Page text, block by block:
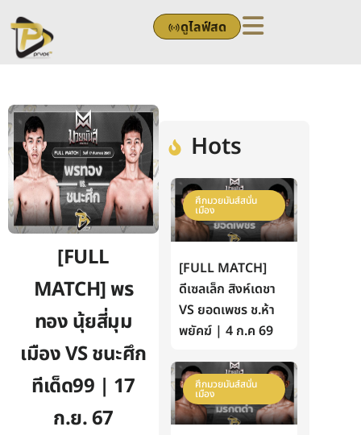
to
content
ดูไลฟ์สด
[FULL
MATCH] พร
ทอง นุ้ยสี่มุม
เมือง VS ชนะศึก
ทีเด็ด99 | 17
ก.ย. 67
Hots
ศึกมวยมันส์สนั่น
เมือง
[FULL MATCH]
ดีเซลเล็ก สิงห์เดชา
VS ยอดเพชร ช.ห้า
พยัคฆ์ | 4 ก.ค 69
ศึกมวยมันส์สนั่น
เมือง